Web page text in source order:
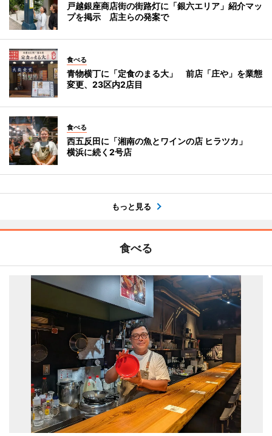
戸越銀座商店街の街路灯に「銀六エリア」紹介マッ
プを掲示 店主らの発案で
食べる
青物横丁に「定食のまる大」 前店「庄や」を業態
変更、23区内2店目
食べる
西五反田に「湘南の魚とワインの店 ヒラツカ」
横浜に続く2号店
もっと見る
食べる